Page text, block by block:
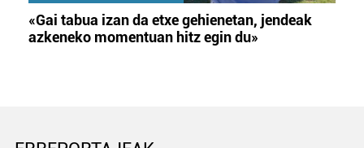
«Gai tabua izan da etxe gehienetan, jendeak
azkeneko momentuan hitz egin du»